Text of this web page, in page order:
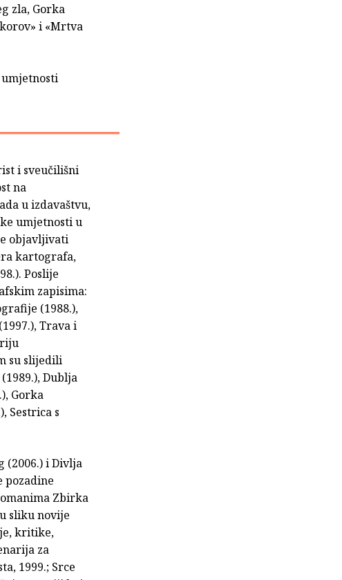
zla, Gorka
i «Mrtva
i sveučilišni
na
u izdavaštvu,
umjetnosti u
objavljivati
kartografa,
Poslije
zapisima:
(1988.),
Trava i
su slijedili
Dublja
Gorka
Sestrica s
(2006.) i Divlja
pozadine
Zbirka
sliku novije
kritike,
za
1999.; Srce